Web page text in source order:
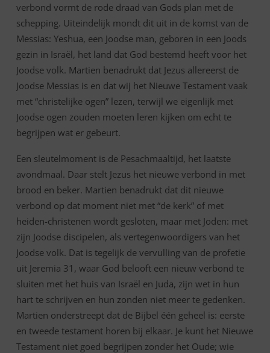
verbond vormt de rode draad van Gods plan met de
schepping. Uiteindelijk mondt dit uit in de komst van de
Messias: Yeshua, een Joodse man, geboren in een Joods
gezin in Israël, het land dat God bestemd heeft voor het
Joodse volk. Martien benadrukt dat Jezus allereerst de
Joodse Messias is en dat wij het Nieuwe Testament vaak
met “christelijke ogen” lezen, terwijl we eigenlijk met
Joodse ogen zouden moeten leren kijken om echt te
begrijpen wat er gebeurt.
Een sleutelmoment is de Pesachmaaltijd, het laatste
avondmaal. Daar stelt Jezus het nieuwe verbond in met
brood en beker. Martien benadrukt dat dit nieuwe
verbond op dat moment niet met “de kerk” of met
heiden-christenen wordt gesloten, maar met Joden: met
zijn Joodse discipelen, als vertegenwoordigers van het
Joodse volk. Dat is tegelijk de vervulling van de profetie
uit Jeremia 31, waar God belooft een nieuw verbond te
sluiten met het huis van Israël en Juda, zijn wet in hun
hart te schrijven en hun zonden niet meer te gedenken.
Martien onderstreept dat de Bijbel één geheel is: eerste
en tweede testament horen bij elkaar. Je kunt het Nieuwe
Testament niet goed begrijpen zonder het Oude; wie